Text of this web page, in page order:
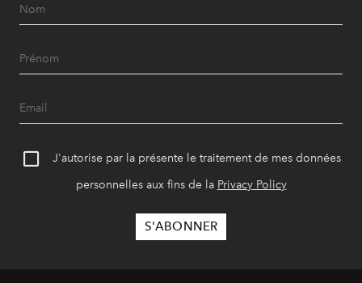
J'autorise par la présente le traitement de mes données
personnelles aux fins de la Privacy Policy